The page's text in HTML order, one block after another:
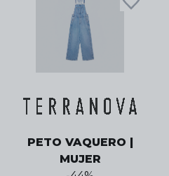
PETO VAQUERO |
MUJER